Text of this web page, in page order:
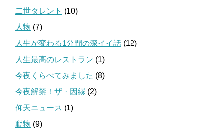
二世タレント (10)
人物 (7)
人生が変わる1分間の深イイ話 (12)
人生最高のレストラン (1)
今夜くらべてみました (8)
今夜解禁！ザ・因縁 (2)
仰天ニュース (1)
動物 (9)